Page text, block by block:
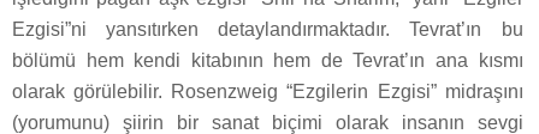
Ezgisi”ni yansıtırken detaylandırmaktadır. Tevrat’ın bu
bölümü hem kendi kitabının hem de Tevrat’ın ana kısmı
olarak görülebilir. Rosenzweig “Ezgilerin Ezgisi” midraşını
(yorumunu) şiirin bir sanat biçimi olarak insanın sevgi